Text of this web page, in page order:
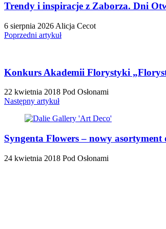
Trendy i inspiracje z Zaborza. Dni
6 sierpnia 2026 Alicja Cecot
Poprzedni artykuł
Konkurs Akademii Florystyki
22 kwietnia 2018 Pod Osłonami
Następny artykuł
Syngenta Flowers – nowy asortyment
24 kwietnia 2018 Pod Osłonami